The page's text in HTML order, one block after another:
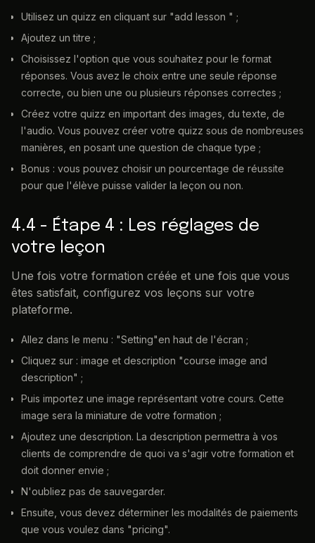
Utilisez un quizz en cliquant sur "add lesson " ;
Ajoutez un titre ;
Choisissez l'option que vous souhaitez pour le format
réponses. Vous avez le choix entre une seule réponse
correcte, ou bien une ou plusieurs réponses correctes ;
Créez votre quizz en important des images, du texte, de
l'audio. Vous pouvez créer votre quizz sous de nombreuses
manières, en posant une question de chaque type ;
Bonus : vous pouvez choisir un pourcentage de réussite
pour que l'élève puisse valider la leçon ou non.
4.4 - Étape 4 : Les réglages de
votre leçon
Une fois votre formation créée et une fois que vous
êtes satisfait, configurez vos leçons sur votre
plateforme.
Allez dans le menu : "Setting"en haut de l'écran ;
Cliquez sur : image et description "course image and
description" ;
Puis importez une image représentant votre cours. Cette
image sera la miniature de votre formation ;
Ajoutez une description. La description permettra à vos
clients de comprendre de quoi va s'agir votre formation et
doit donner envie ;
N'oubliez pas de sauvegarder.
Ensuite, vous devez déterminer les modalités de paiements
que vous voulez dans "pricing".